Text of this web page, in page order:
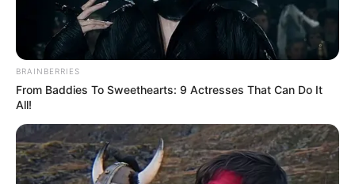
kapcsolat túlélte a pletykákat, a kampányt, a
támadásokat és a nyilvánosság nyomását is.
Hogy hosszú távon mi lesz Magyar Péter és Szabó
Ilona történetéből, azt senki nem tudhatja. Most
azonban egy pillanatra nem a politikai csaták, nem
a parlamenti balhék és nem a támadások kerültek
előtérbe, hanem valami sokkal egyszerűbb: két
BRAINBERRIES
From Baddies To Sweethearts: 9 Actresses That Can Do It
All!